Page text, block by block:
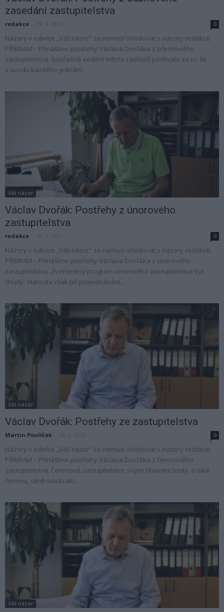
zasedání zastupitelstva
redakce 0
Názory v rubrice „Váš názor“ se nemusí shodovat s názory redakce.
PŘÍBRAM – Přinášíme postřehy Václava Dvořáka z březnového
zastupitelstva. Současné vedení města zaslouží pochvalu za to, že
v úvodu každého jednání...
Váš názor
Václav Dvořák: Postřehy z únorového
zastupitelstva
redakce 0
Názory v rubrice „Váš názor“ se nemusí shodovat s názory redakce.
PŘÍBRAM – Přinášíme postřehy Václava Dvořáka z únorového
zastupitelstva. Zveřejněný program únorového zastupitelstva byl
chudý. Starosta však při projednávání...
Váš názor
Václav Dvořák: Postřehy ze zastupitelstva
Martin Poulíček 0
Názory v rubrice „Váš názor“ se nemusí shodovat s názory redakce.
PŘÍBRAM – Přinášíme postřehy Václava Dvořáka z červnového
zastupitelstva. Červnové zastupitelstvo svými hlavními body, a také
formou, silně navázalo...
Váš názor